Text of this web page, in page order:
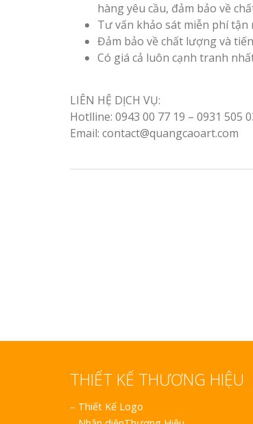
hàng yêu cầu, đảm bảo về
Tư vấn khảo sát miễn phí tận
Đảm bảo về chất lượng và
Có giá cả luôn cạnh tranh
LIÊN HỆ DỊCH VỤ:
Hotlline: 0943 00 77 19 – 0931 505
Email: contact@quangcaoart.com
Làm biển gỗ tại Ninh
Làm biển gỗ tại Hà Giang
đẹp giá rẻ
Hút